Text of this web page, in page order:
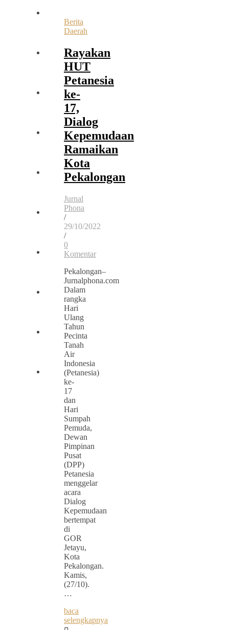
Berita
Daerah
Rayakan
HUT
Petanesia
ke-
17,
Dialog
Kepemudaan
Ramaikan
Kota
Pekalongan
Jurnal
Phona
/
29/10/2022
/
0
Komentar
Pekalongan–
Jurnalphona.com
Dalam
rangka
Hari
Ulang
Tahun
Pecinta
Tanah
Air
Indonesia
(Petanesia)
ke-
17
dan
Hari
Sumpah
Pemuda,
Dewan
Pimpinan
Pusat
(DPP)
Petanesia
menggelar
acara
Dialog
Kepemudaan
bertempat
di
GOR
Jetayu,
Kota
Pekalongan.
Kamis,
(27/10).
…
baca
selengkapnya